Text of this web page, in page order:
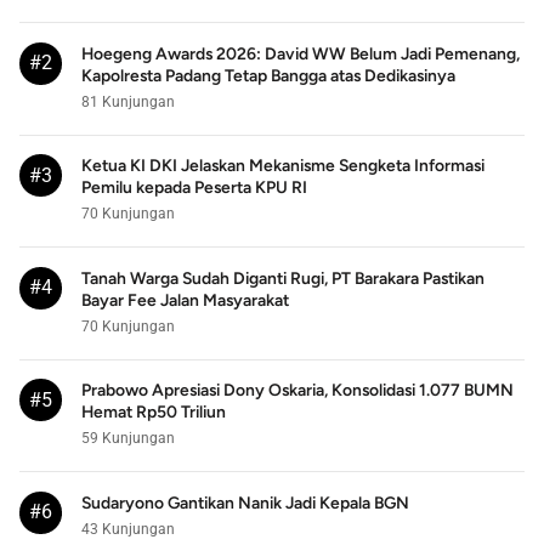
#2
Hoegeng Awards 2026: David WW Belum Jadi Pemenang,
Kapolresta Padang Tetap Bangga atas Dedikasinya
81 Kunjungan
#3
Ketua KI DKI Jelaskan Mekanisme Sengketa Informasi
Pemilu kepada Peserta KPU RI
70 Kunjungan
#4
Tanah Warga Sudah Diganti Rugi, PT Barakara Pastikan
Bayar Fee Jalan Masyarakat
70 Kunjungan
#5
Prabowo Apresiasi Dony Oskaria, Konsolidasi 1.077 BUMN
Hemat Rp50 Triliun
59 Kunjungan
#6 Sudaryono Gantikan Nanik Jadi Kepala BGN
43 Kunjungan